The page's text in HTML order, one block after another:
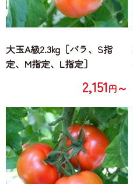
大玉A級2.3kg［バラ、S指
定、M指定、L指定］
2,151円～